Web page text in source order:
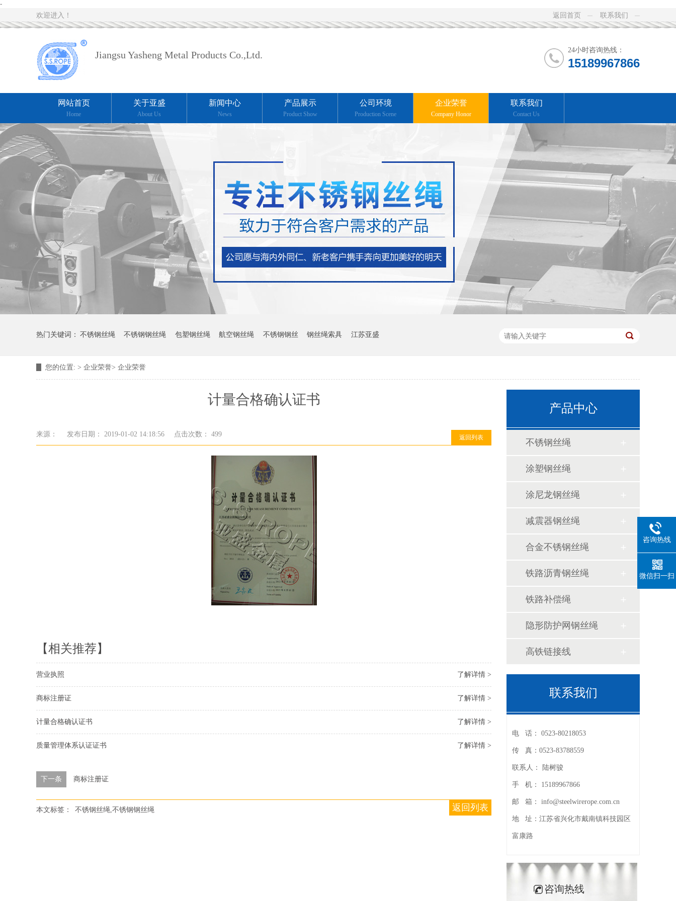
-
返回首页
联系我们
欢迎进入！
24小时咨询热线：
15189967866
Jiangsu Yasheng Metal Products Co.,Ltd.
网站首页
Home
关于亚盛
About Us
新闻中心
News
产品展示
Product Show
公司环境
Production Scene
企业荣誉
Company Honor
联系我们
Contact Us
热门关键词： 不锈钢丝绳 不锈钢钢丝绳 包塑钢丝绳 航空钢丝绳 不锈钢钢丝 钢丝绳索具 江苏亚盛
您的位置: > 企业荣誉> 企业荣誉
计量合格确认证书
返回列表
来源： 发布日期： 2019-01-02 14:18:56 点击次数： 499
【相关推荐】
了解详情 >
营业执照
了解详情 >
商标注册证
了解详情 >
计量合格确认证书
了解详情 >
质量管理体系认证证书
下一条 商标注册证
返回列表
本文标签： 不锈钢丝绳,不锈钢钢丝绳
产品中心
不锈钢丝绳
涂塑钢丝绳
涂尼龙钢丝绳
减震器钢丝绳
合金不锈钢丝绳
铁路沥青钢丝绳
铁路补偿绳
隐形防护网钢丝绳
高铁链接线
联系我们
电 话： 0523-80218053
传 真： 0523-83788559
联系人： 陆树骏
手 机： 15189967866
邮 箱： info@steelwirerope.com.cn
地 址： 江苏省兴化市戴南镇科技园区
富康路
咨询热线
咨询热线
微信扫一扫